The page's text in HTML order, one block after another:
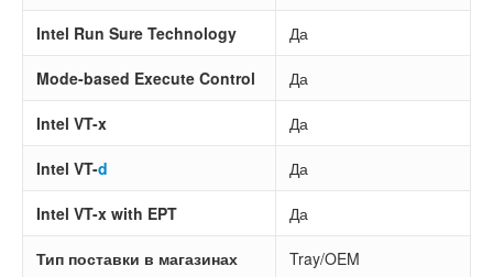
Intel Run Sure Technology Да
Mode-based Execute Control Да
Intel VT-x Да
Intel VT-d Да
Intel VT-x with EPT Да
Тип поставки в магазинах Tray/OEM